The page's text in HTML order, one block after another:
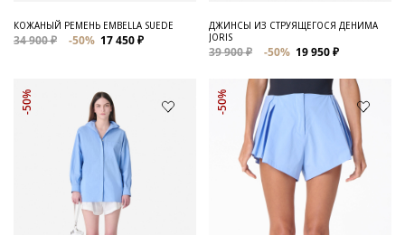
Распродажа
Для нее
Сумки и аксессуары
КОЖАНЫЙ РЕМЕНЬ EMBELLA SUEDE
34 900 ₽ -50% 17 450 ₽
ДЖИНСЫ ИЗ СТРУЯЩЕГОСЯ ДЕНИМА
JORIS
39 900 ₽ -50% 19 950 ₽
-50% -50%